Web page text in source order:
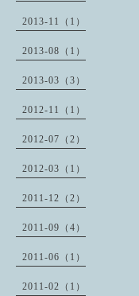
2013-11（1）
2013-08（1）
2013-03（3）
2012-11（1）
2012-07（2）
2012-03（1）
2011-12（2）
2011-09（4）
2011-06（1）
2011-02（1）